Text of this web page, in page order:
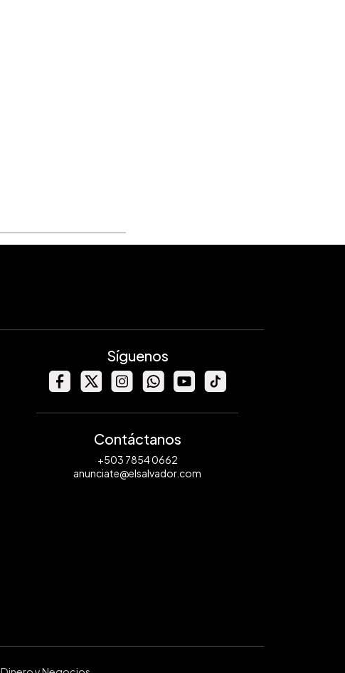
Síguenos
Contáctanos
+503 7854 0662
anunciate@elsalvador.com